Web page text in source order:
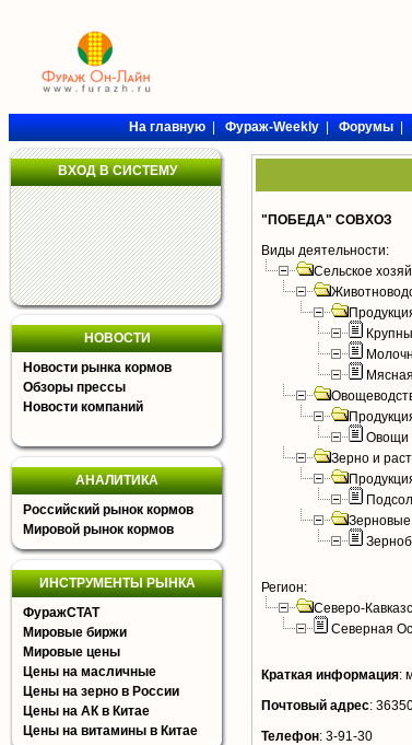
На главную|Фураж-Weekly|Форумы|
ВХОД В СИСТЕМУ
НОВОСТИ
Новости рынка кормов
Обзоры прессы
Новости компаний
АНАЛИТИКА
Российский рынок кормов
Мировой рынок кормов
ИНСТРУМЕНТЫ РЫНКА
ФуражСТАТ
Мировые биржи
Мировые цены
Цены на масличные
Цены на зерно в России
Цены на АК в Китае
Цены на витамины в Китае
"ПОБЕДА" СОВХОЗ
Виды деятельности:
Сельское
Овощи
Зерно и
Зерновые
Регион:
Северо-
Северная
Краткая информация:
Почтовый адрес:
Телефон: 3-91-30